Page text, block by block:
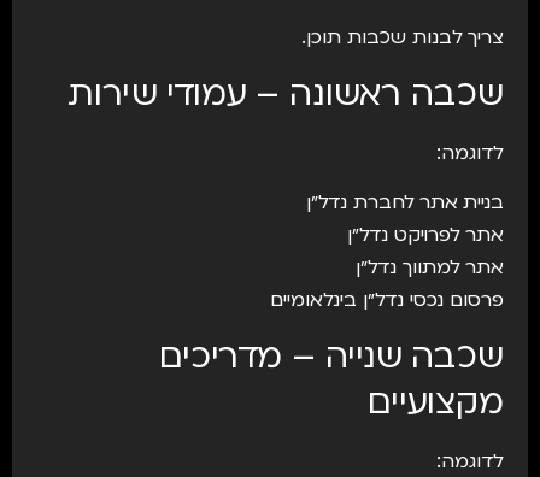
צריך לבנות שכבות תוכן.
שכבה ראשונה – עמודי שירות
לדוגמה:
בניית אתר לחברת נדל״ן
אתר לפרויקט נדל״ן
אתר למתווך נדל״ן
פרסום נכסי נדל״ן בינלאומיים
שכבה שנייה – מדריכים
מקצועיים
לדוגמה: